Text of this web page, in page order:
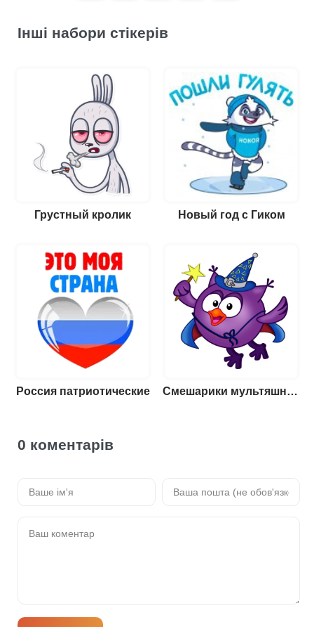
Інші набори стікерів
Грустный кролик Новый год с Гиком
Россия патриотические Смешарики мультяшные
0 коментарів